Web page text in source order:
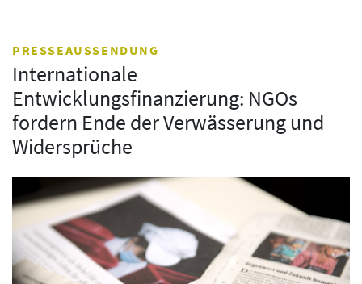
PRESSEAUSSENDUNG
Internationale
Entwicklungsfinanzierung: NGOs
fordern Ende der Verwässerung und
Widersprüche